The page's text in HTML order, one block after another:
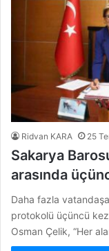
Ridvan KARA 25
Sakarya
arasında
Daha fazla
protokolü üçüncü
Osman Çelik, “Her